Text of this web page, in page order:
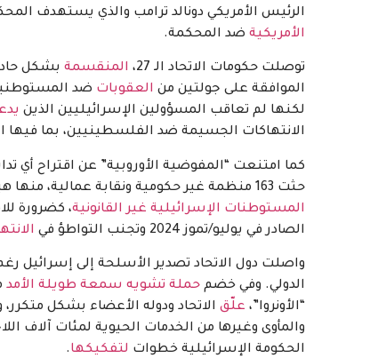
الرئيس الأمريكي دونالد ترامب والذي يستهدف
الأمريكية ضد المحكمة.
توصلت حكومات الاتحاد الـ 27، المنقسمة بشكل
الموافقة على جولتين من العقوبات ضد
لكنها لم تعاقب المسؤولين الإسرائيليين الذين
الانتهاكات الجسيمة ضد الفلسطينيين، بما فيها
كما امتنعت “المفوضية الأوروبية” عن اقتراح
حثت 163 منظمة غير حكومية ونقابة عمالية، منها هيومن رايتس ووتش، المفوضية على
المستوطنات الإسرائيلية غير القانونية، كضرورة
الصادر في يوليو/تموز 2024 وتجنب التواطؤ في
واصلت دول الاتحاد تصدير الأسلحة إلى إسرائيل
الدولي. وفي خضم حملة تشويه سمعة طويلة الأمد
“الأونروا”، علّق الاتحاد ودوله الأعضاء بشكل
والمأوى وغيرها من الخدمات الحيوية لمئات آلاف
الحكومة الإسرائيلية خطوات لتفكيكها.